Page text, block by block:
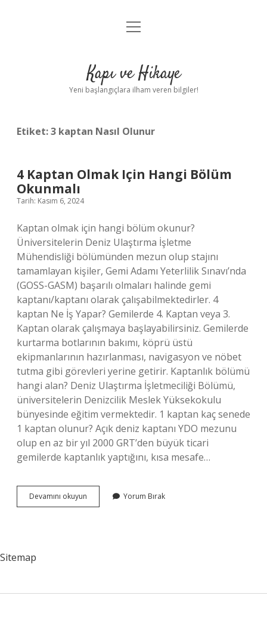
Anasayfa
Yasal Uyarı
menüyü
Kapı ve Hikaye
Yeni başlangıçlara ilham veren bilgiler!
Etiket:3 kaptan Nasıl Olunur
4 Kaptan Olmak Için Hangi Bölüm
Okunmalı
Tarih: Kasım 6, 2024
Kaptan olmak için hangi bölüm okunur?
Üniversitelerin Deniz Ulaştırma İşletme
Mühendisliği bölümünden mezun olup stajını
tamamlayan kişiler, Gemi Adamı Yeterlilik Sınavı’nda
(GOSS-GASM) başarılı olmaları halinde gemi
kaptanı/kaptanı olarak çalışabilmektedirler. 4
kaptan Ne İş Yapar? Gemilerde 4. Kaptan veya 3.
Kaptan olarak çalışmaya başlayabilirsiniz. Gemilerde
kurtarma botlarının bakımı, köprü üstü
ekipmanlarının hazırlanması, navigasyon ve nöbet
tutma gibi görevleri yerine getirir. Kaptanlık bölümü
hangi alan? Deniz Ulaştırma İşletmeciliği Bölümü,
üniversitelerin Denizcilik Meslek Yüksekokulu
bünyesinde eğitim vermektedir. 1 kaptan kaç senede
1 kaptan olunur? Açık deniz kaptanı YDO mezunu
olup en az bir yıl 2000 GRT’den büyük ticari
gemilerde kaptanlık yaptığını, kısa mesafe…
Devamını okuyun
Kaptan
Yorum Bırak
Sitemap